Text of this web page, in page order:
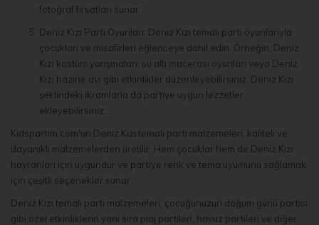
fotoğraf fırsatları sunar.
Deniz Kızı Parti Oyunları: Deniz Kızı temalı parti oyunlarıyla
çocukları ve misafirleri eğlenceye dahil edin. Örneğin, Deniz
Kızı kostüm yarışmaları, su altı macerası oyunları veya Deniz
Kızı hazine avı gibi etkinlikler düzenleyebilirsiniz. Deniz Kızı
şeklindeki ikramlarla da partiye uygun lezzetler
ekleyebilirsiniz.
Kidspartim.com'un Deniz Kızı temalı parti malzemeleri, kaliteli ve
dayanıklı malzemelerden üretilir. Hem çocuklar hem de Deniz Kızı
hayranları için uygundur ve partiye renk ve tema uyumunu sağlamak
için çeşitli seçenekler sunar.
Deniz Kızı temalı parti malzemeleri, çocuğunuzun doğum günü partisi
gibi özel etkinliklerin yanı sıra plaj partileri, havuz partileri ve diğer